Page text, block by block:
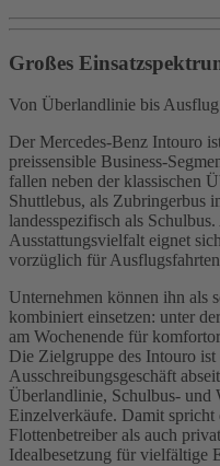
Großes
Von Überlandlinie bis
Der Mercedes-Benz Intouro
preissensible Business-
fallen neben der klassischen
Shuttlebus, als Zubringerbus
landesspezifisch als
Ausstattungsvielfalt eignet
vorzüglich für
Unternehmen können ihn als
kombiniert einsetzen: unter
am Wochenende für
Die Zielgruppe des Intouro ist
Ausschreibungsgeschäft
Überlandlinie, Schulbus- und
Einzelverkäufe. Damit
Flottenbetreiber als auch
Idealbesetzung für vielfältige